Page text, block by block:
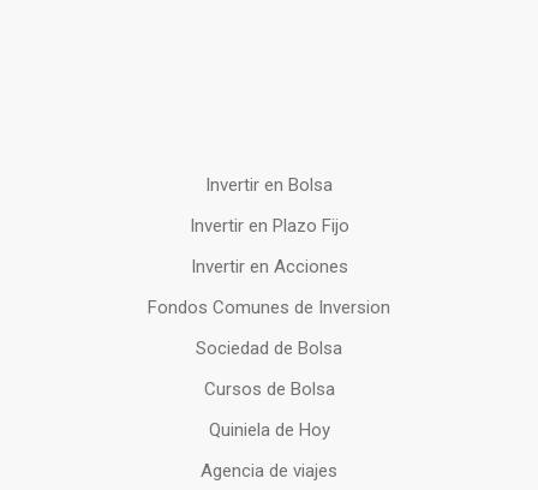
Invertir en Bolsa
Invertir en Plazo Fijo
Invertir en Acciones
Fondos Comunes de Inversion
Sociedad de Bolsa
Cursos de Bolsa
Quiniela de Hoy
Agencia de viajes